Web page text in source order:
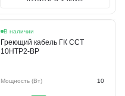
Хит Акция
В наличии
Греющий кабель ГК ССТ
10НТР2-BP
Мощность (Вт) 10